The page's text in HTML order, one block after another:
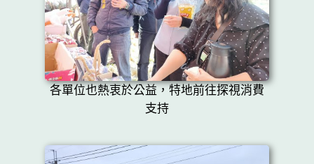
各單位也熱衷於公益，特地前往探視消費
支持